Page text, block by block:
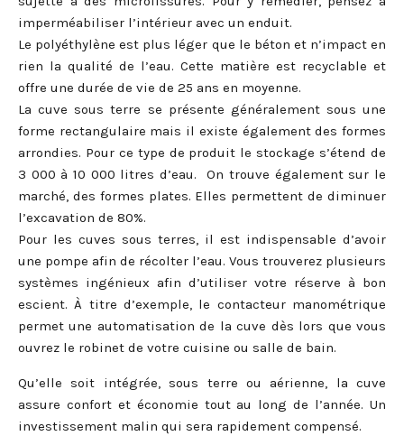
imperméabiliser l’intérieur avec un enduit.
Le polyéthylène est plus léger que le béton et n’impact en
rien la qualité de l’eau. Cette matière est recyclable et
offre une durée de vie de 25 ans en moyenne.
La cuve sous terre se présente généralement sous une
forme rectangulaire mais il existe également des formes
arrondies. Pour ce type de produit le stockage s’étend de
3 000 à 10 000 litres d’eau. On trouve également sur le
marché, des formes plates. Elles permettent de diminuer
l’excavation de 80%.
Pour les cuves sous terres, il est indispensable d’avoir
une pompe afin de récolter l’eau. Vous trouverez plusieurs
systèmes ingénieux afin d’utiliser votre réserve à bon
escient. À titre d’exemple, le contacteur manométrique
permet une automatisation de la cuve dès lors que vous
ouvrez le robinet de votre cuisine ou salle de bain.
Qu’elle soit intégrée, sous terre ou aérienne, la cuve
assure confort et économie tout au long de l’année. Un
investissement malin qui sera rapidement compensé.